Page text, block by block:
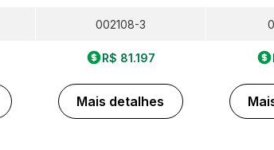
002108-3
R$ 81.197
Mais detalhes